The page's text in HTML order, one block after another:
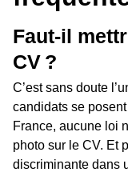
Faut-il
CV ?
C’est sans doute
candidats se
France, aucune loi
photo sur le CV. Et
discriminante dans